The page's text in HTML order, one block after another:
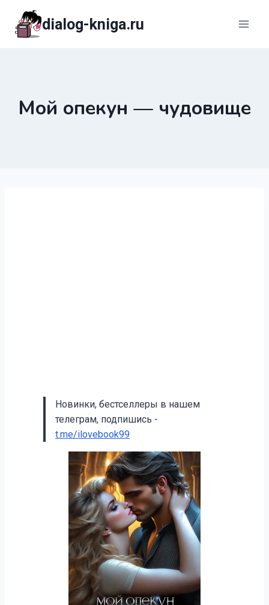
содержимому
dialog-kniga.ru
Мой опекун — чудовище
Новинки, бестселлеры в нашем
телеграм, подпишись -
t.me/ilovebook99